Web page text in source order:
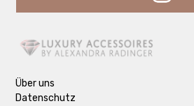
Über uns
Datenschutz